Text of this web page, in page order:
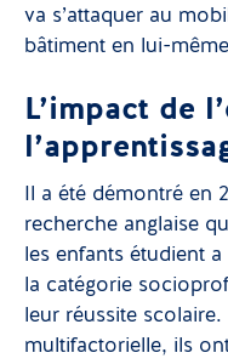
va s’attaquer au
bâtiment en lui-
L’impact de
Il a été démontré en
recherche anglaise
les enfants étudient
la catégorie
leur réussite
multifactorielle, ils